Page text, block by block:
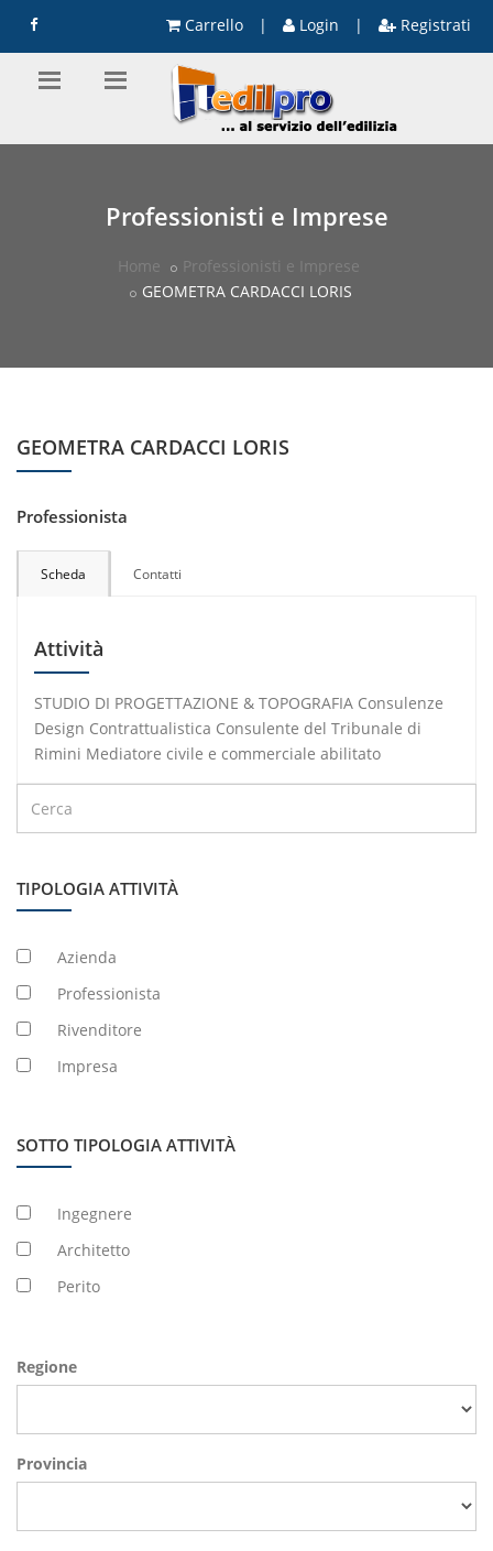
Carrello | Login | Registrati
Professionisti e Imprese
Home
Professionisti e Imprese
GEOMETRA CARDACCI LORIS
GEOMETRA CARDACCI LORIS
Professionista
Scheda Contatti
Attività
STUDIO DI PROGETTAZIONE & TOPOGRAFIA Consulenze
Design Contrattualistica Consulente del Tribunale di
Rimini Mediatore civile e commerciale abilitato
TIPOLOGIA ATTIVITÀ
Azienda
Professionista
Rivenditore
Impresa
SOTTO TIPOLOGIA ATTIVITÀ
Ingegnere
Architetto
Perito
Regione
Provincia